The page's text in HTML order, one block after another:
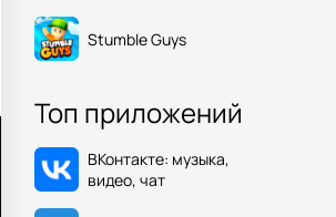
Stumble Guys
Топ приложений
ВКонтакте: музыка,
видео, чат